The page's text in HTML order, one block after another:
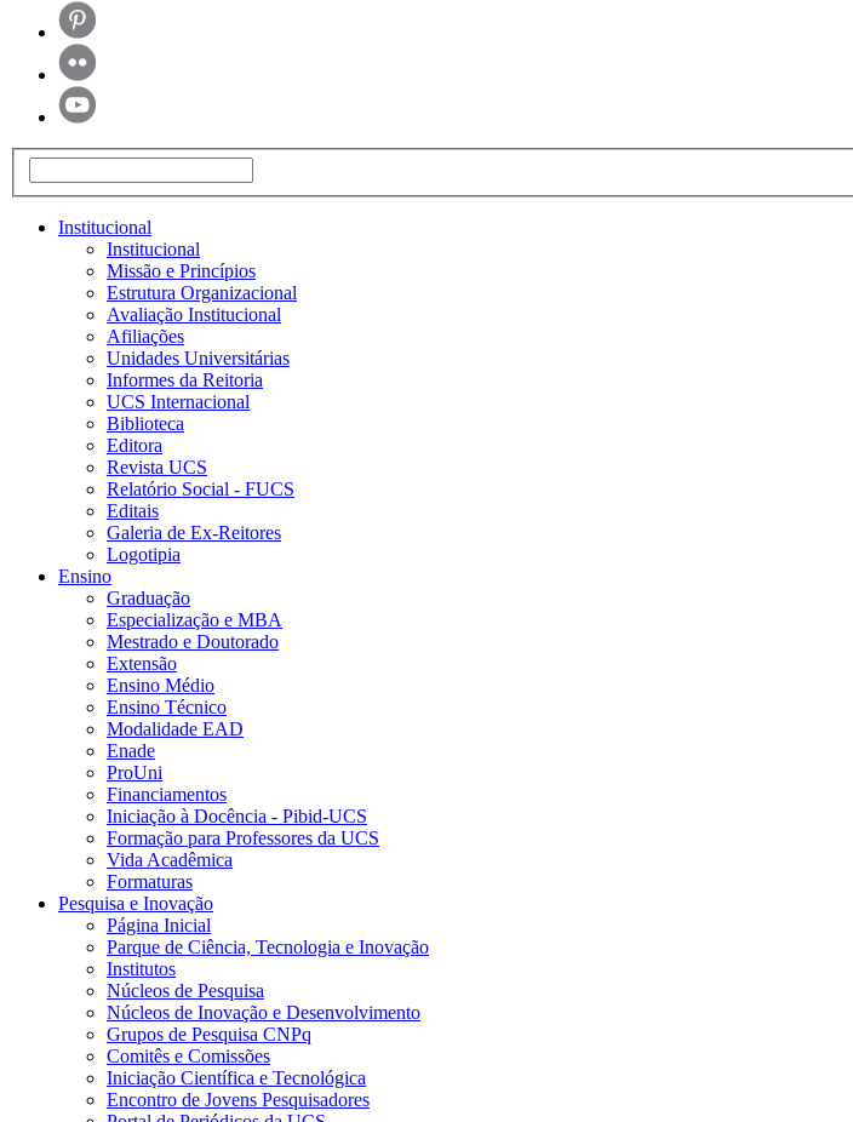
Institucional
Institucional
Missão e Princípios
Estrutura Organizacional
Avaliação Institucional
Afiliações
Unidades Universitárias
Informes da Reitoria
UCS Internacional
Biblioteca
Editora
Revista UCS
Relatório Social - FUCS
Editais
Galeria de Ex-Reitores
Logotipia
Ensino
Graduação
Especialização e MBA
Mestrado e Doutorado
Extensão
Ensino Médio
Ensino Técnico
Modalidade EAD
Enade
ProUni
Financiamentos
Iniciação à Docência - Pibid-UCS
Formação para Professores da UCS
Vida Acadêmica
Formaturas
Pesquisa e Inovação
Página Inicial
Parque de Ciência, Tecnologia e Inovação
Institutos
Núcleos de Pesquisa
Núcleos de Inovação e Desenvolvimento
Grupos de Pesquisa CNPq
Comitês e Comissões
Iniciação Científica e Tecnológica
Encontro de Jovens Pesquisadores